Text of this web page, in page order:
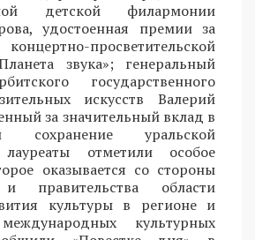
детской филармонии
удостоенная премии за
просветительской
звука»; генеральный
государственного
искусств Валерий
за значительный вклад в
сохранение уральской
лауреаты отметили особое
оказывается со стороны
и правительства области
культуры в регионе и
культурных